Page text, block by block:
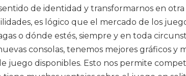
de identidad y transformarnos en
es lógico que el mercado de los
o dónde estés, siempre y en toda
consolas, tenemos mejores gráficos y
juego disponibles. Esto nos permite